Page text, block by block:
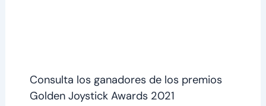
Consulta los ganadores de los premios
Golden Joystick Awards 2021